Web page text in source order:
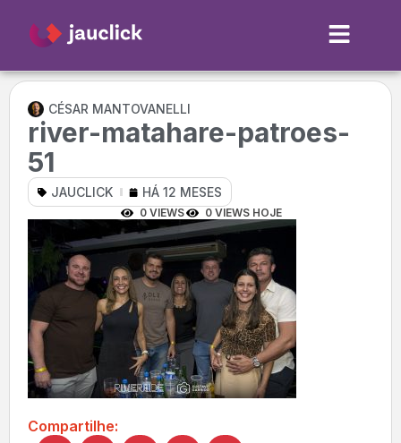
CÉSAR MANTOVANELLI
river-matahare-patroes-
51
JAUCLICK HÁ 12 MESES
0 VIEWS 0 VIEWS HOJE
Compartilhe: